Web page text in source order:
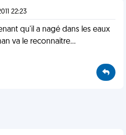
22:23
qu'il a nagé dans les eaux
va le reconnaitre...